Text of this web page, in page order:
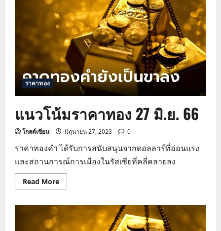
มิ.ย.
66
ราคาทอง
แนวโน้มราคาทอง 27 มิ.ย. 66
โกลด์เซียน มิถุนายน 27, 2023 0
ราคาทองคำ ได้รับการสนับสนุนจากดอลลาร์ที่อ่อนแรง
และสถานการณ์การเมืองในรัสเซียที่คลี่คลายลง
Read MoreRead
more
ทอง